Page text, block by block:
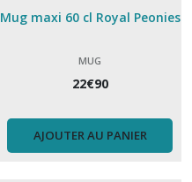
Mug maxi 60 cl Royal Peonies
MUG
22€90
AJOUTER AU PANIER